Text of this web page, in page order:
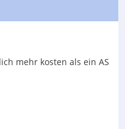
mehr kosten als ein AS